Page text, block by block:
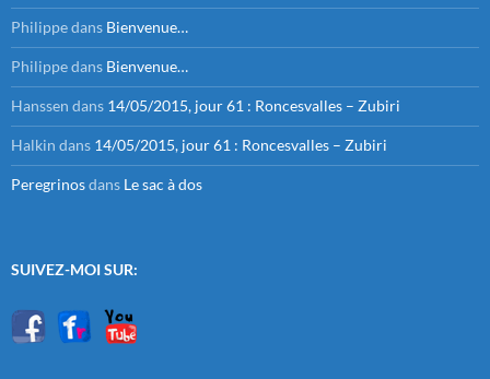
Philippedans Bienvenue…
Philippedans Bienvenue…
Hanssen dans 14/05/2015, jour 61 : Roncesvalles – Zubiri
Halkin dans 14/05/2015, jour 61 : Roncesvalles – Zubiri
Peregrinosdans Le sac à dos
SUIVEZ-MOI SUR: